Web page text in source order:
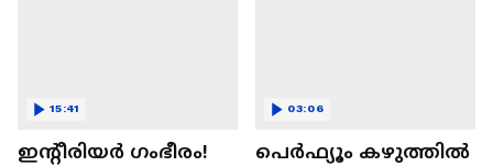
ഇന്റീരിയർ ഗംഭീരം!
15:41
പെർഫ്യൂം കഴുത്തിൽ
03:06